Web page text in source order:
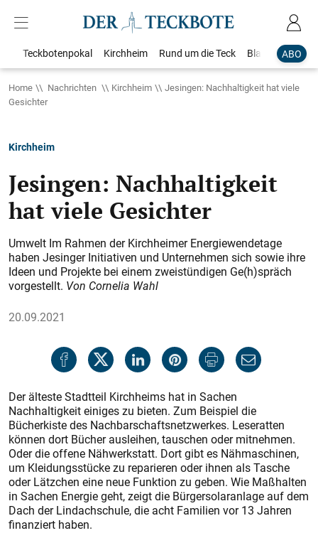
ABO
Teckbotenpokal Kirchheim Rund um die Teck Blaulicht
Home Nachrichten Kirchheim
Jesingen: Nachhaltigkeit hat viele
Gesichter
Kirchheim
Jesingen: Nachhaltigkeit
hat viele Gesichter
Umwelt Im Rahmen der Kirchheimer Energiewendetage
haben Jesinger Initiativen und Unternehmen sich sowie ihre
Ideen und Projekte bei einem zweistündigen Ge(h)spräch
vorgestellt. Von Cornelia Wahl
20.09.2021
Der älteste Stadtteil Kirchheims hat in Sachen
Nachhaltigkeit einiges zu bieten. Zum Beispiel die
Bücherkiste des Nachbarschaftsnetzwerkes. Leseratten
können dort Bücher ausleihen, tauschen oder mitnehmen.
Oder die offene Nähwerkstatt. Dort gibt es Nähmaschinen,
um Kleidungsstücke zu reparieren oder ihnen als Tasche
oder Lätzchen eine neue Funktion zu geben. Wie Maßhalten
in Sachen Energie geht, zeigt die Bürgersolaranlage auf dem
Dach der Lindachschule, die acht Familien vor 13 Jahren
finanziert haben.